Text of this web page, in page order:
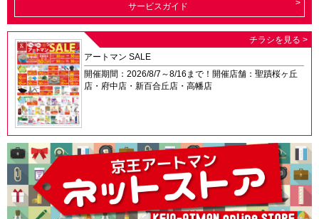
サービスガイド
チラシを見る >
アートマン SALE
開催期間：2026/8/7～8/16まで！開催店舗：聖蹟桜ヶ丘
店・府中店・新百合丘店・高幡店